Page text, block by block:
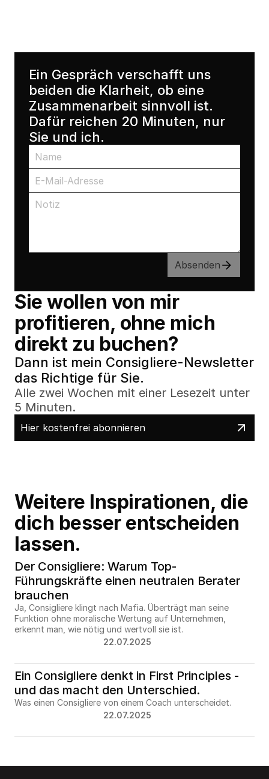
Ein Gespräch verschafft uns
beiden die Klarheit, ob eine
Zusammenarbeit sinnvoll ist.
Dafür reichen 20 Minuten, nur
Sie und ich.
Absenden
Sie wollen von mir
profitieren, ohne mich
direkt zu buchen?
Dann ist mein Consigliere-Newsletter
das Richtige für Sie.
Alle zwei Wochen mit einer Lesezeit unter
5 Minuten.
Hier kostenfrei abonnieren
Weitere Inspirationen, die
dich besser entscheiden
lassen.
Der Consigliere: Warum Top-
Führungskräfte einen neutralen Berater
brauchen
Ja, Consigliere klingt nach Mafia. Überträgt man seine
Funktion ohne moralische Wertung auf Unternehmen,
erkennt man, wie nötig und wertvoll sie ist.
22.07.2025
Ein Consigliere denkt in First Principles -
und das macht den Unterschied.
Was einen Consigliere von einem Coach unterscheidet.
22.07.2025